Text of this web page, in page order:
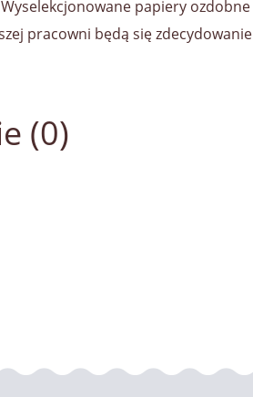
papiery ozdobne
pracowni będą się zdecydowanie
(0)